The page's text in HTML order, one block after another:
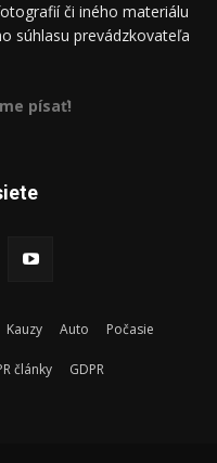
či iného materiálu
súhlasu prevádzkovateľa
písať!
Kauzy Auto Počasie
články GDPR